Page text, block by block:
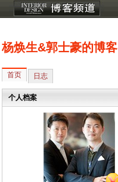
杨焕生&郭士豪的博客
首页 日志
个人档案